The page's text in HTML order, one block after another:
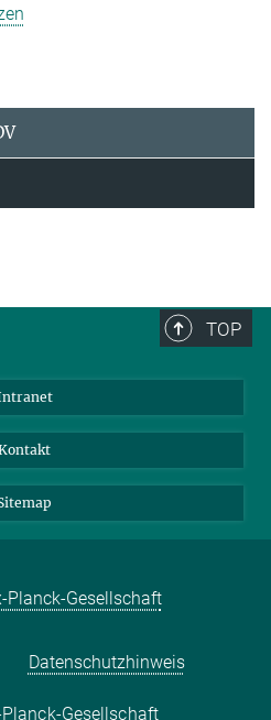
TOP
Planck-Gesellschaft
Datenschutzhinweis
Gesellschaft